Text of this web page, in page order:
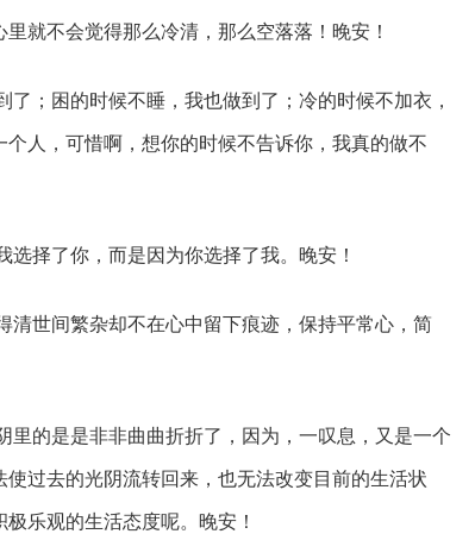
就不会觉得那么冷清，那么空落落！晚安！
了；困的时候不睡，我也做到了；冷的时候不加衣，
人，可惜啊，想你的时候不告诉你，我真的做不
选择了你，而是因为你选择了我。晚安！
清世间繁杂却不在心中留下痕迹，保持平常心，简
里的是是非非曲曲折折了，因为，一叹息，又是一个
过去的光阴流转回来，也无法改变目前的生活状
乐观的生活态度呢。晚安！